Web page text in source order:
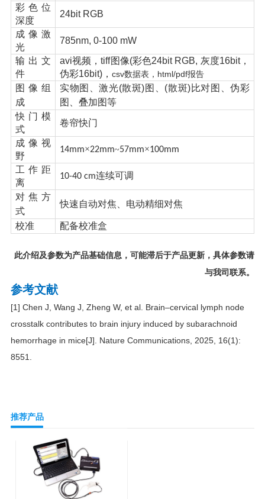
彩色位
深度
24bit RGB
成像激
光
785nm, 0-100 mW
输出文
件
avi视频，tiff图像(彩色24bit RGB, 灰度16bit，
伪彩16bit)， csv数据表，html/pdf报告
图像组
成
实物图、激光(散斑)图、(散斑)比对图、伪彩
图、叠加图等
快门模
式
卷帘快门
成像视
野
14mm×22mm~57mm×100mm
工作距
离
10-40 cm连续可调
对焦方
式
快速自动对焦 、电动精细对焦
校准 配备校准盒
此介绍及参数为产品基础信息，可能滞后于产品更新，具体参数请
与我司联系。
参考文献
[1] Chen J, Wang J, Zheng W, et al. Brain–cervical lymph node
crosstalk contributes to brain injury induced by subarachnoid
hemorrhage in mice[J]. Nature Communications, 2025, 16(1):
8551.
推荐产品